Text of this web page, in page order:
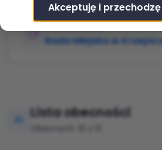
Sala posiedzeń
Rada Miejska w
Lista obecności
Akceptuję i